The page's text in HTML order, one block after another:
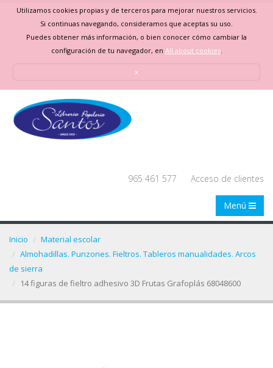
Utilizamos cookies propias y de terceros para mejorar nuestros servicios.
Si continuas navegando, consideramos que aceptas su uso.
Puedes obtener más información, o bien conocer cómo cambiar la
configuración de tu navegador, en All about cookies.
x
965 461 577 Acceso de clientes
Menú
Inicio
Material escolar
Almohadillas. Punzones. Fieltros. Tableros manualidades. Arcos
de sierra
14 figuras de fieltro adhesivo 3D Frutas Grafoplás 68048600